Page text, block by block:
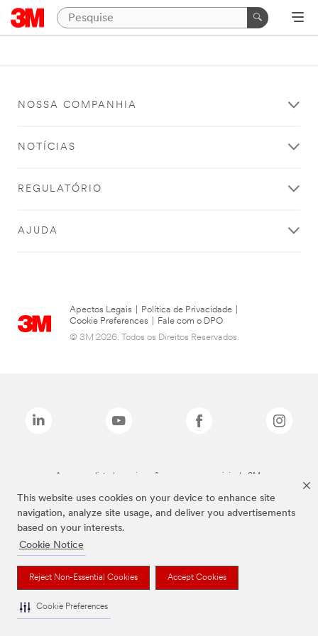
This website uses cookies on your device to enhance site
navigation, analyze site usage, and deliver you advertisements
based on your interests.
Cookie Notice
Reject Non-Essential Cookies Accept Cookies
Cookie Preferences
NOSSA COMPANHIA
NOTÍCIAS
REGULATÓRIO
AJUDA
Apectos Legais Política de Privacidade
Cookie Preferences
Fale com o DPO
© 3M 2026. Todos os Direitos Reservados.
As marcas listadas a cima são marcas comerciais da 3M.